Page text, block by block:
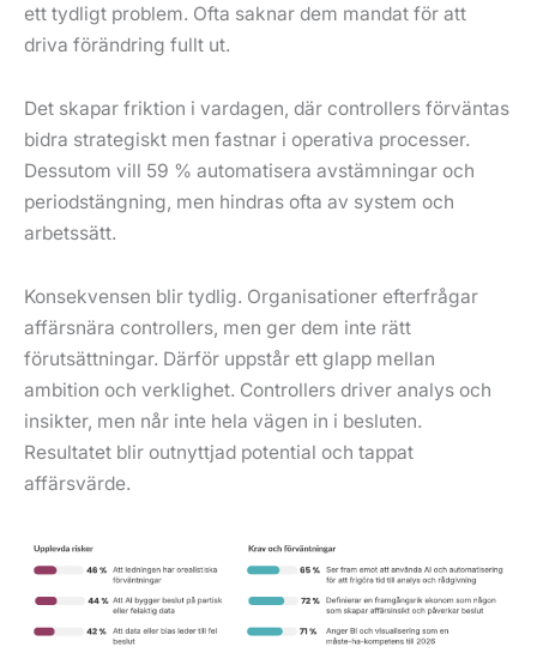
ett tydligt problem. Ofta saknar dem mandat för att
driva förändring fullt ut.
Det skapar friktion i vardagen, där controllers förväntas
bidra strategiskt men fastnar i operativa processer.
Dessutom vill 59 % automatisera avstämningar och
periodstängning, men hindras ofta av system och
arbetssätt.
Konsekvensen blir tydlig. Organisationer efterfrågar
affärsnära controllers, men ger dem inte rätt
förutsättningar. Därför uppstår ett glapp mellan
ambition och verklighet. Controllers driver analys och
insikter, men når inte hela vägen in i besluten.
Resultatet blir outnyttjad potential och tappat
affärsvärde.